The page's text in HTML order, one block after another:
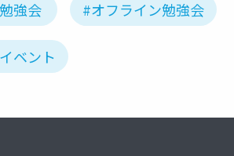
強会 #オフライン勉強会
ベント